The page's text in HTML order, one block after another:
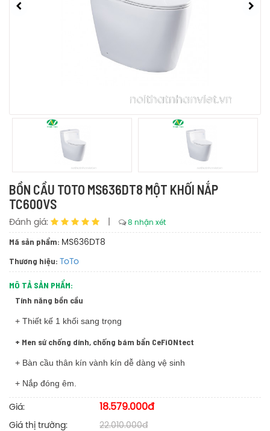
BỒN CẦU TOTO MS636DT8 MỘT KHỐI NẮP
TC600VS
Đánh giá: 8 nhận xét
Mã sản phẩm: MS636DT8
Thương hiệu: ToTo
MÔ TẢ SẢN PHẨM:
Tính năng bồn cầu
+ Thiết kế 1 khối sang trọng
+ Men sứ chống dính, chống bám bẩn CeFiONtect
+ Bàn cầu thân kín vành kín dễ dàng vệ sinh
+ Nắp đóng êm.
Giá: 18.579.000đ
Giá thị trường: 22.010.000đ